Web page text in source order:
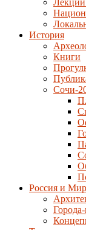
История
Книги
Сочи-
Россия и Мир